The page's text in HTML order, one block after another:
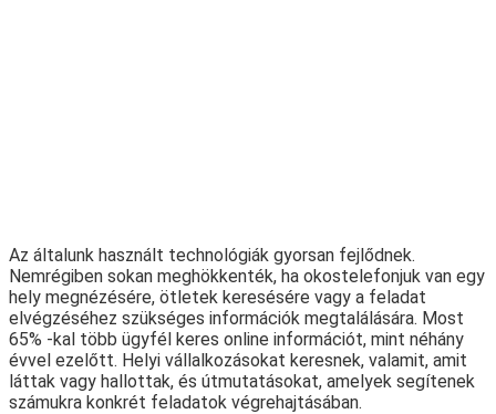
Az általunk használt technológiák gyorsan fejlődnek.
Nemrégiben sokan meghökkenték, ha okostelefonjuk van egy
hely megnézésére, ötletek keresésére vagy a feladat
elvégzéséhez szükséges információk megtalálására. Most
65% -kal több ügyfél keres online információt, mint néhány
évvel ezelőtt. Helyi vállalkozásokat keresnek, valamit, amit
láttak vagy hallottak, és útmutatásokat, amelyek segítenek
számukra konkrét feladatok végrehajtásában.